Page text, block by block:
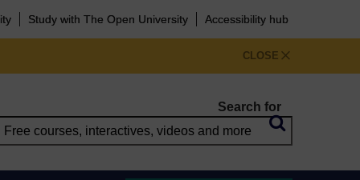
Study with The Open University Accessibility hub
CLOSE
Search for